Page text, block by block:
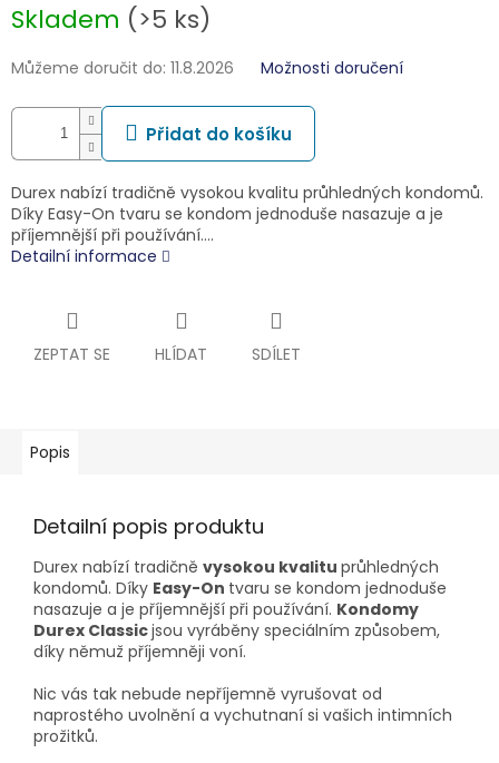
Skladem (>5 ks)
Můžeme doručit do: 11.8.2026 Možnosti doručení
Přidat do košíku
Durex nabízí tradičně vysokou kvalitu průhledných kondomů.
Díky Easy-On tvaru se kondom jednoduše nasazuje a je
příjemnější při používání.…
Detailní informace
ZEPTAT SE HLÍDAT SDÍLET
Popis
Detailní popis produktu
Durex nabízí tradičně vysokou kvalitu průhledných
kondomů. Díky Easy-On tvaru se kondom jednoduše
nasazuje a je příjemnější při používání. Kondomy
Durex Classicjsou vyráběny speciálním způsobem,
díky němuž příjemněji voní.
Nic vás tak nebude nepříjemně vyrušovat od
naprostého uvolnění a vychutnaní si vašich intimních
prožitků.